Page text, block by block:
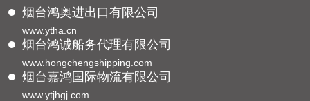
烟台鸿奥进出口有限公司
www.ytha.cn
烟台鸿诚船务代理有限公司
www.hongchengshipping.com
烟台嘉鸿国际物流有限公司
www.ytjhgj.com